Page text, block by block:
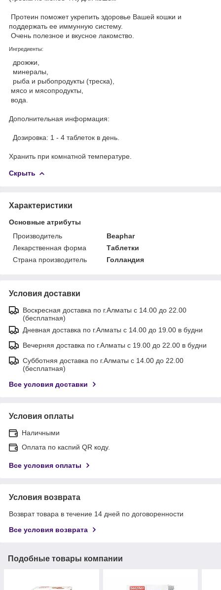
Протеин поможет укрепить здоровье Вашей кошки и
поддержать ее иммунную систему.
Очень полезное и вкусное лакомство.
Ингредиенты:
дрожжи,
минералы,
рыба и рыбопродукты (треска),
мясо и мясопродукты,
вода.
Дополнительная информация:
Дозировка: 1 - 4 таблеток в день.
Хранить при комнатной температуре.
Скрыть
Характеристики
Основные атрибуты
Производитель
Beaphar
Лекарственная форма
Таблетки
Страна производитель
Голландия
Условия доставки
Воскресная доставка по г.Алматы с 14.00 до 22.00
(бесплатная)
Дневная доставка по г.Алматы с 14.00 до 19.00 в будни
Вечерняя доставка по г.Алматы с 19.00 до 22.00 в будни
Субботняя доставка по г.Алматы с 14.00 до 22.00
(бесплатная)
Все условия доставки
Условия оплаты
Наличными
Оплата по каспий QR коду.
Все условия оплаты
Условия возврата
Возврат товара в течение 14 дней по договоренности
Все условия возврата
Подобные товары компании